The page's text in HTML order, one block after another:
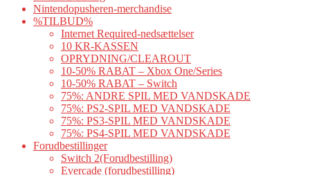
Nintendopusheren-merchandise
%TILBUD%
Internet Required-nedsættelser
10 KR-KASSEN
OPRYDNING/CLEAROUT
10-50% RABAT – Xbox One/Series
10-50% RABAT – Switch
75%: ANDRE SPIL MED VANDSKADE
75%: PS2-SPIL MED VANDSKADE
75%: PS3-SPIL MED VANDSKADE
75%: PS4-SPIL MED VANDSKADE
Forudbestillinger
Switch 2(Forudbestilling)
Evercade (forudbestilling)